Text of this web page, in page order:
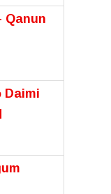
Qanun
Daimi